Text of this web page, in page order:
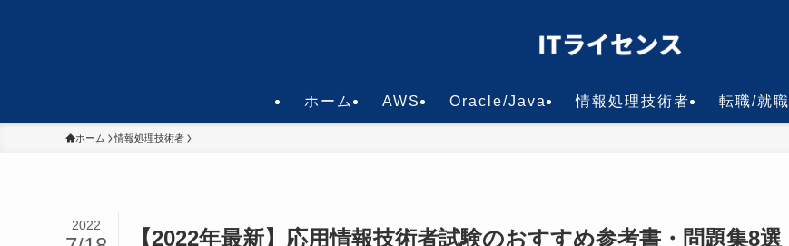
ホーム AWS Oracle/Java 情報処理技術者 転職/就職
ホーム 情報処理技術者
【2022年最新】応用情報技術者試験のおすすめ参考書・問題集8選
2022